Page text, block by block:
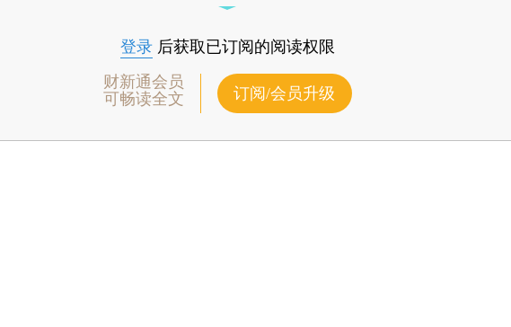
登录后获取已订阅的阅读权限
财新通会员
可畅读全文
订阅/会员升级